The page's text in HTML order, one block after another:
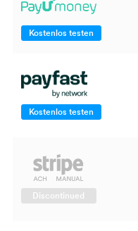
Kostenlos testen
Kostenlos testen
Discontinued